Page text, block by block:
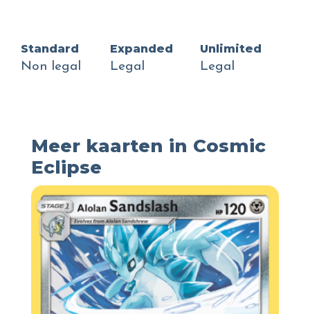
Standard
Non legal
Expanded
Legal
Unlimited
Legal
Meer kaarten in Cosmic
Eclipse